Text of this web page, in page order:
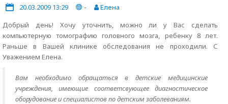
20.03.2009 13:29 -
Елена
Добрый день! Хочу уточнить, можно ли у Вас сделать
компьютерную томографию головного мозга, ребенку 8 лет.
Раньше в Вашей клинике обследования не проходили. С
Уважением Елена.
Вам необходимо обращаться в детские медицинские
учреждения, имеющие соответсвующее диагностическое
оборудование и специалистов по детским заболеваниям.